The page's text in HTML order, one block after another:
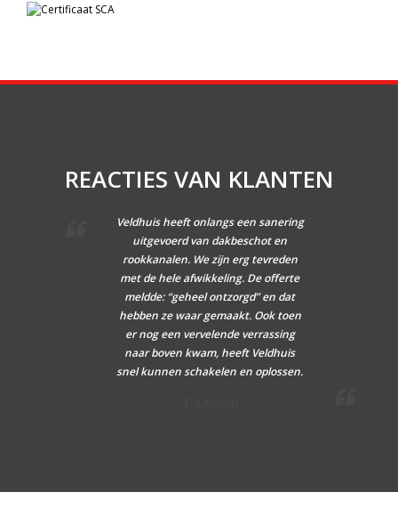
REACTIES VAN KLANTEN
Veldhuis heeft onlangs een sanering
uitgevoerd van dakbeschot en
rookkanalen. We zijn erg tevreden
met de hele afwikkeling. De offerte
meldde: “geheel ontzorgd” en dat
hebben ze waar gemaakt. Ook toen
er nog een vervelende verrassing
naar boven kwam, heeft Veldhuis
snel kunnen schakelen en oplossen.